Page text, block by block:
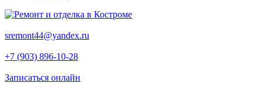
sremont44@yandex.ru
+7 (903) 896-10-28
Записаться онлайн